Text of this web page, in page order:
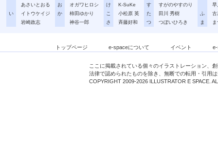
あさいとおる
い
イトウケイジ
岩崎政志
お
オガワヒロシ
か
柿田ゆかり
神谷一郎
け
K-SuKe
こ
小松原 英
さ
斉藤好和
す
すがのやすのり
た
田川 秀樹
つ
つぼいひろき
早
ふ
古
ま
トップページ e-spaceについて イベント
ここに掲載されている個々のイラストレーション、
法律で認められたものを除き、無断での転用・引用
COPYRIGHT 2009-2026 ILLUSTRATOR E SPACE.